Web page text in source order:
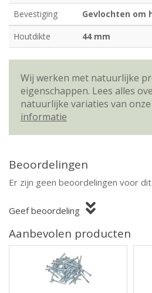
Bevestiging
Gevlochten om
Houtdikte
44 mm
Wij werken met natuurlijke
eigenschappen. Lees alles
natuurlijke variaties van
informatie
Beoordelingen
Er zijn geen beoordelingen voor
Geef beoordeling
Aanbevolen producten